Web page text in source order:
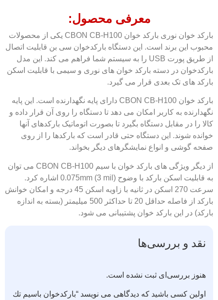
معرفی محصول:
بارکد خوان نوری بارکد خوان CBON CB-H100 یکی از محصولات
محبوب این برند است. این دستگاه بارکدخوان سی بن قابلیت اتصال
از طریق پورت USB را به سیستم شما فراهم می کند. این مدل
بارکدخوان در دسته بارکد خوان های نوری و سیمی با قابلیت اسکن
بارکد های تک بعدی قرار می گیرد.
بارکد خوان CBON CB-H100 دارای پایه نگهدارنده است. این پایه
نگهدارنده به کاربر امکان می دهد تا دستگاه را روی آن قرار داده و
کالا را در مقابل دستگاه بگیرد تا بصورت اتوماتیک بارکدهای آنها
خوانده شوند. این دستگاه حتی قادر است که بارکدها را از روی
صفحه گوشی و انواع نمایشگرهای دیگر بخواند.
از دیگر ویژگی های بارکد خوان با سیم CBON CB-H100 می توان
به قابلیت اسکن بارکد با وضوح 0.075mm (3 mil) اشاره کرد.
سرعت 270 اسکن در ثانیه با زاویه اسکن 45 درجه و امکان خوانش
بارکد از فاصله حداقل 20 تا حداکثر 500 میلیمتر (بسته به اندازه
بارکد) در این بارکد خوان پشتیبانی می شود.
نقد و بررسی‌ها
هنوز بررسی‌ای ثبت نشده است.
اولین کسی باشید که دیدگاهی می نویسد “باركدخوان باسيم تك